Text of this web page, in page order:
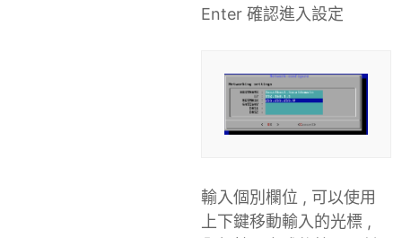
Enter 確認進入設定
輸入個別欄位 , 可以使用
上下鍵移動輸入的光標 ,